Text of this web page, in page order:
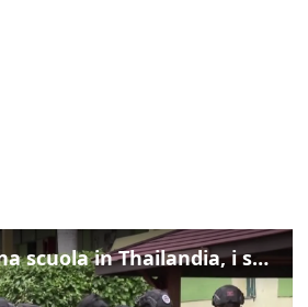
Sparatoria in una scuola in Thailandia, i soccorsi sul posto